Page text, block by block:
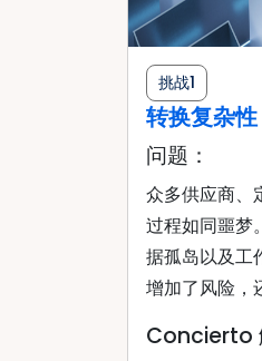
挑战1
转换复杂性
问题：
众多供应商、
过程如同噩梦
据孤岛以及工
增加了风险，
Concierto